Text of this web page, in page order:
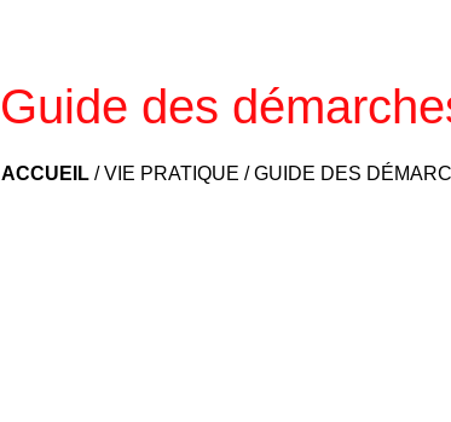
Guide des
ACCUEIL/VIE PRATIQUE /GUIDE DES